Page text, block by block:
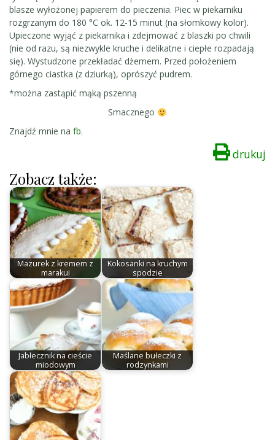
blasze wyłożonej papierem do pieczenia. Piec w piekarniku
rozgrzanym do 180 °C ok. 12-15 minut (na słomkowy kolor).
Upieczone wyjąć z piekarnika i zdejmować z blaszki po chwili
(nie od razu, są niezwykle kruche i delikatne i ciepłe rozpadają
się). Wystudzone przekładać dżemem. Przed położeniem
górnego ciastka (z dziurką), oprószyć pudrem.
*można zastąpić mąką pszenną
Smacznego
Znajdź mnie na fb.
drukuj
Zobacz także:
Mazurek z kremem z
marakui
Kokosanki na kruchym
spodzie
Jabłecznik na cieście
miodowym
Maślane bułeczki z
rodzynkami